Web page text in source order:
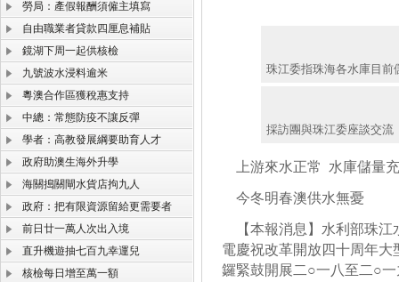
勞局：產假報酬須僱主填寫
自由職業者貸款四厘息補貼
鏡湖下周一起供核檢
九號波水浸料逾米
粵澳合作區獲稅惠支持
中總：常態防疫不讓反彈
學者：高教發展綱要助育人才
政府助澳生海外升學
海關搗關閘水貨店拘九人
政府：把有限資源留給更需要者
前日廿一萬人次出入境
直升機遊抽七百九幸運兒
核檢每日增至萬一額
珠江委指珠海各水庫目前
採訪團與珠江委座談交流
上游來水正常 水庫儲量
今冬明春澳供水無憂
【本報消息】水利部珠江
電慶祝改革開放四十周年
鑼緊鼓開展二○一八至二○